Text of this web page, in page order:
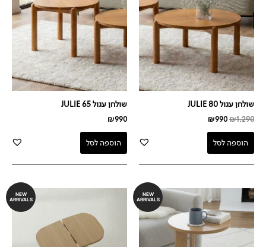
שולחן עגול JULIE 80
₪1,290
₪990
הוספה לסל
שולחן עגול JULIE 65
₪990
הוספה לסל
NEW
ARRIVALS
NEW
ARRIVALS